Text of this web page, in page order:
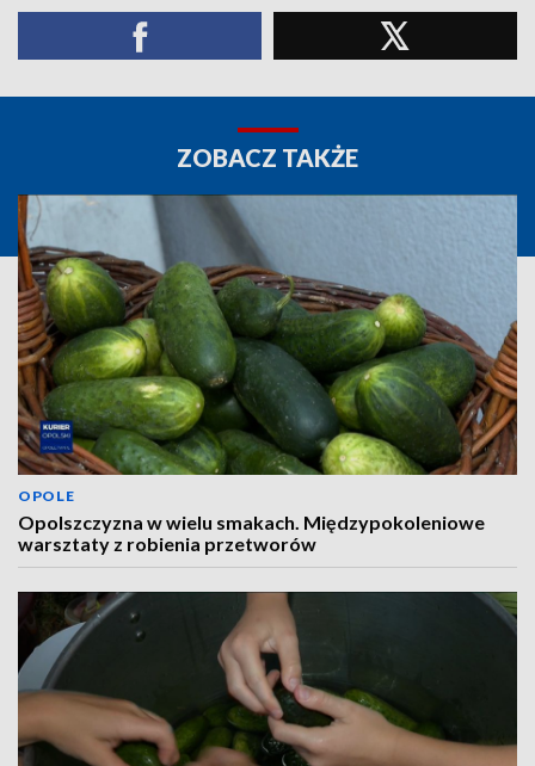
ZOBACZ TAKŻE
OPOLE
Opolszczyzna w wielu smakach. Międzypokoleniowe
warsztaty z robienia przetworów